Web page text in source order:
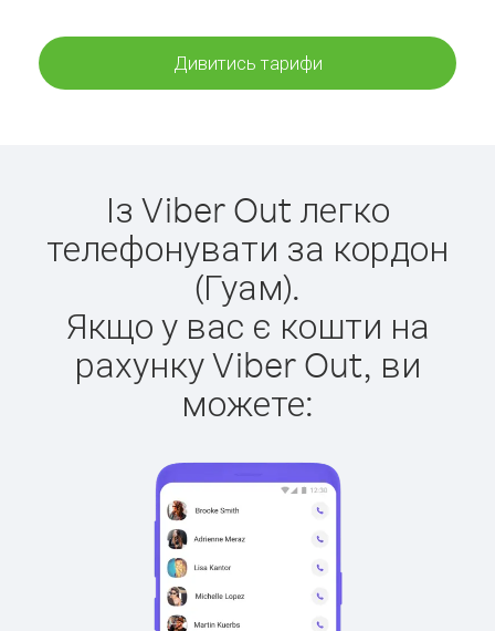
Дивитись тарифи
Із Viber Out легко
телефонувати за кордон
(Гуам).
Якщо у вас є кошти на
рахунку Viber Out, ви
можете: